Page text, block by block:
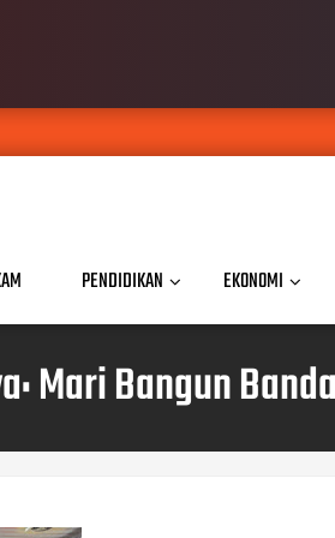
PENDIDIKAN EKONOMI
Mari Bangun